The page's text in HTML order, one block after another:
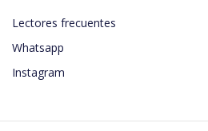
Lectores frecuentes
Whatsapp
Instagram